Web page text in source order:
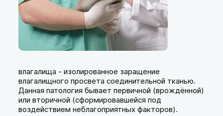
влагалища - изолированное заращение
влагалищного просвета соединительной тканью.
Данная патология бывает первичной (врождённой)
или вторичной (сформировавшейся под
воздействием неблагоприятных факторов).